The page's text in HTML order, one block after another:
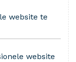
website te
website